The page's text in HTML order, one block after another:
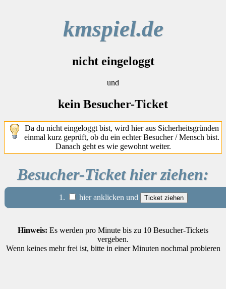
kmspiel.de
nicht eingeloggt
und
kein Besucher-Ticket
Da du nicht eingeloggt bist, wird hier aus Sicherheitsgründen
einmal kurz geprüft, ob du ein echter Besucher / Mensch bist.
Danach geht es wie gewohnt weiter.
Besucher-Ticket hier ziehen:
1. hier anklicken und
Hinweis: Es werden pro Minute bis zu 10 Besucher-Tickets
vergeben.
Wenn keines mehr frei ist, bitte in einer Minuten nochmal probieren